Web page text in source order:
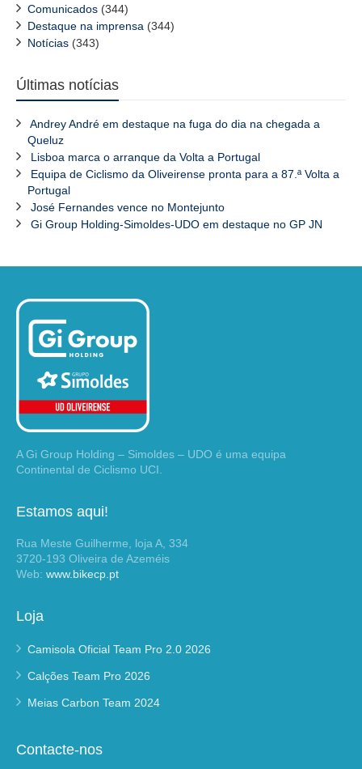
Comunicados (344)
Destaque na imprensa (344)
Notícias (343)
Últimas notícias
Andrey André em destaque na fuga do dia na chegada a
Queluz
Lisboa marca o arranque da Volta a Portugal
Equipa de Ciclismo da Oliveirense pronta para a 87.ª Volta a
Portugal
José Fernandes vence no Montejunto
Gi Group Holding-Simoldes-UDO em destaque no GP JN
A Gi Group Holding – Simoldes – UDO é uma equipa
Continental de Ciclismo UCI.
Estamos aqui!
Rua Meste Guilherme, loja A, 334
3720-193 Oliveira de Azeméis
Web: www.bikecp.pt
Loja
Camisola Oficial Team Pro 2.0 2026
Calções Team Pro 2026
Meias Carbon Team 2024
Contacte-nos